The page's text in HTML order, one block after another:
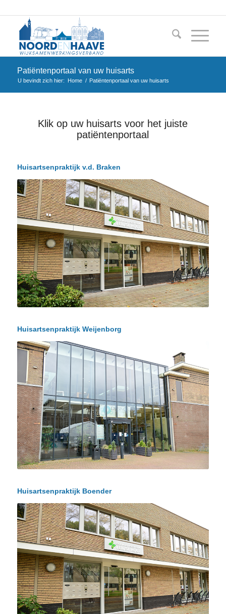
Patiëntenportaal van uw huisarts
U bevindt zich hier: Home / Patiëntenportaal van uw huisarts
Klik op uw huisarts voor het juiste
patiëntenportaal
Huisartsenpraktijk v.d. Braken
Huisartsenpraktijk Weijenborg
Huisartsenpraktijk Boender